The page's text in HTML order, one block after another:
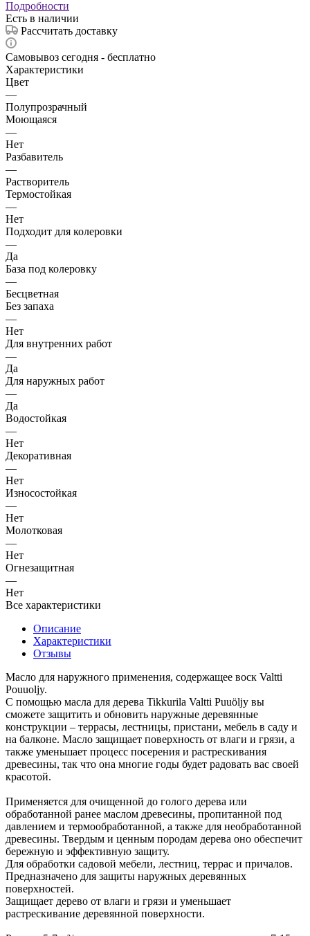
Подробности
Есть в наличии
Рассчитать доставку
Самовывоз сегодня - бесплатно
Характеристики
Цвет
—
Полупрозрачный
Моющаяся
—
Нет
Разбавитель
—
Растворитель
Термостойкая
—
Нет
Подходит для колеровки
—
Да
База под колеровку
—
Бесцветная
Без запаха
—
Нет
Для внутренних работ
—
Да
Для наружных работ
—
Да
Водостойкая
—
Нет
Декоративная
—
Нет
Износостойкая
—
Нет
Молотковая
—
Нет
Огнезащитная
—
Нет
Все характеристики
Описание
Характеристики
Отзывы
Масло для наружного применения, содержащее воск Valtti
Pouuoljy.
С помощью масла для дерева Tikkurila Valtti Puuöljy вы
сможете защитить и обновить наружные деревянные
конструкции – террасы, лестницы, пристани, мебель в саду и
на балконе. Масло защищает поверхность от влаги и грязи, а
также уменьшает процесс посерения и растрескивания
древесины, так что она многие годы будет радовать вас своей
красотой.
Применяется для очищенной до голого дерева или
обработанной ранее маслом древесины, пропитанной под
давлением и термообработанной, а также для необработанной
древесины. Твердым и ценным породам дерева оно обеспечит
бережную и эффективную защиту.
Для обработки садовой мебели, лестниц, террас и причалов.
Предназначено для защиты наружных деревянных
поверхностей.
Защищает дерево от влаги и грязи и уменьшает
растрескивание деревянной поверхности.